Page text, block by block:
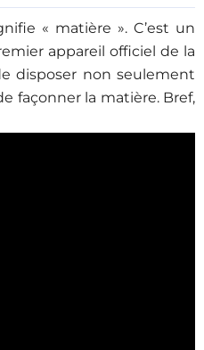
« matière ». C’est un
appareil officiel de la
disposer non seulement
façonner la matière. Bref,